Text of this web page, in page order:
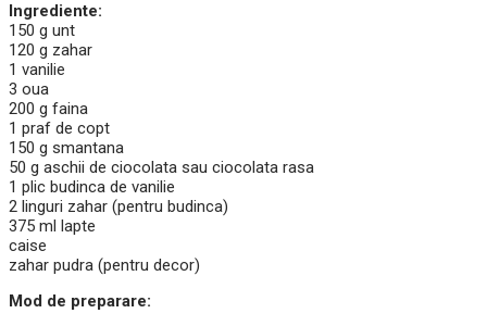
Ingrediente:
150 g unt
120 g zahar
1 vanilie
3 oua
200 g faina
1 praf de copt
150 g smantana
50 g aschii de ciocolata sau ciocolata rasa
1 plic budinca de vanilie
2 linguri zahar (pentru budinca)
375 ml lapte
caise
zahar pudra (pentru decor)
Mod de preparare: